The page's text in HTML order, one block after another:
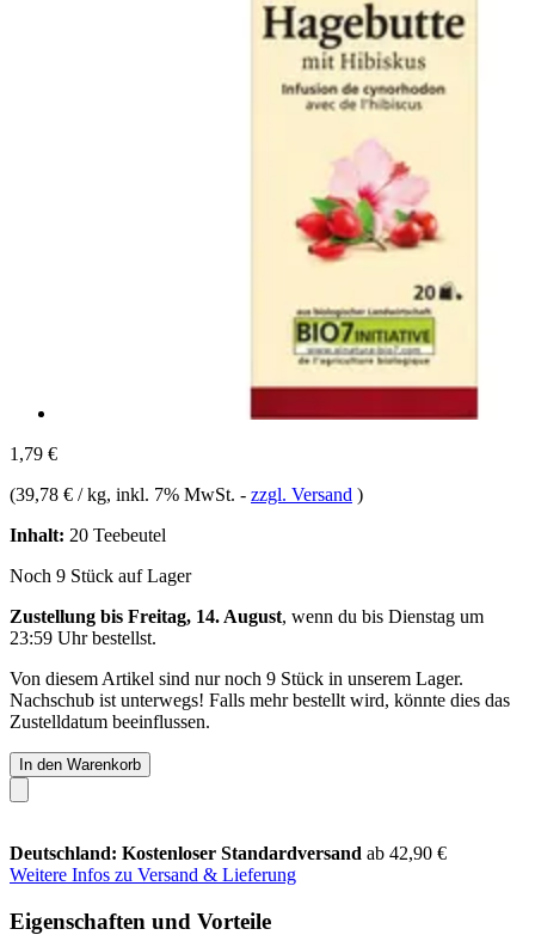
1,79 €
(39,78 € / kg, inkl. 7% MwSt. - zzgl. Versand )
Inhalt: 20 Teebeutel
Noch 9 Stück auf Lager
Zustellung bis Freitag, 14. August, wenn du bis Dienstag um
23:59 Uhrbestellst.
Von diesem Artikel sind nur noch 9 Stück in unserem Lager.
Nachschub ist unterwegs! Falls mehr bestellt wird, könnte dies das
Zustelldatum beeinflussen.
In den Warenkorb
Deutschland: Kostenloser Standardversand ab 42,90 €
Weitere Infos zu Versand & Lieferung
Eigenschaften und Vorteile